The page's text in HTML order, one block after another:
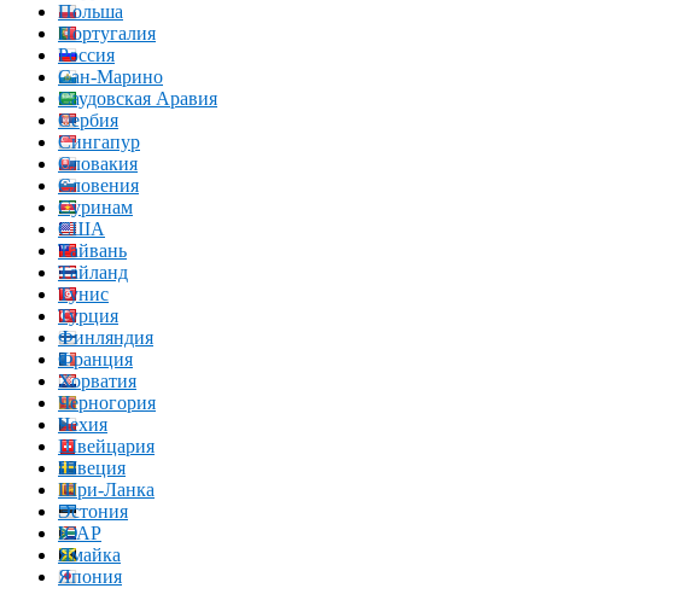
Польша
Португалия
Россия
Сан-Марино
Саудовская Аравия
Сербия
Сингапур
Словакия
Словения
Суринам
США
Тайвань
Тайланд
Тунис
Турция
Финляндия
Франция
Хорватия
Черногория
Чехия
Швейцария
Швеция
Шри-Ланка
Эстония
ЮАР
Ямайка
Япония